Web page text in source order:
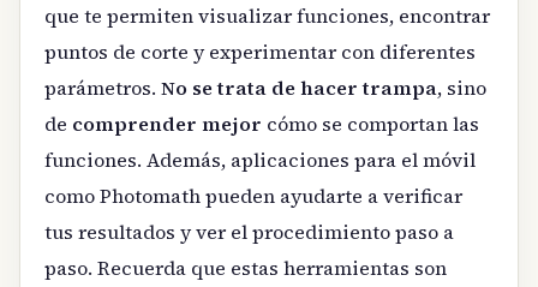
que te permiten visualizar funciones, encontrar
puntos de corte y experimentar con diferentes
parámetros. No se trata de hacer trampa, sino
de comprender mejor cómo se comportan las
funciones. Además, aplicaciones para el móvil
como Photomath pueden ayudarte a verificar
tus resultados y ver el procedimiento paso a
paso. Recuerda que estas herramientas son